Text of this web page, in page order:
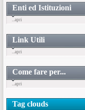
Enti ed Istituzioni
...apri
Link Utili
...apri
Come fare per...
...apri
Tag clouds